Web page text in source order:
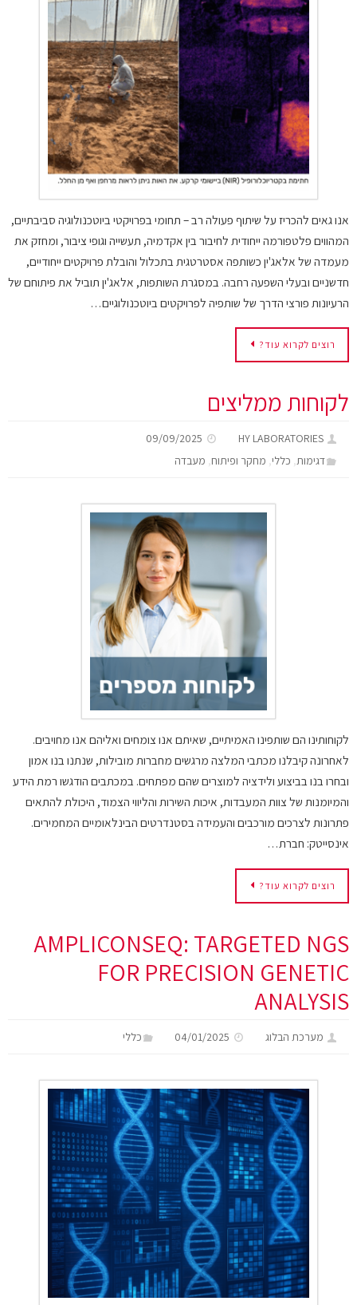
אנו גאים להכריז על שיתוף פעולה רב – תחומי בפרויקטי ביוטכנולוגיה סביבתיים,
המהווים פלטפורמה ייחודית לחיבור בין אקדמיה, תעשייה וגופי ציבור, ומחזק את
מעמדה של אלאג'ין כשותפה אסטרטגית בתכלול והובלת פרויקטים ייחודיים,
חדשניים ובעלי השפעה רחבה. במסגרת השותפות, אלאג'ין תוביל את פיתוחם של
הרעיונות פורצי הדרך של שותפיה לפרויקטים ביוטכנולוגיים…
רוצים לקרוא עוד?
לקוחות ממליצים
HY LABORATORIES
09/09/2025
דגימות, כללי, מחקר ופיתוח, מעבדה
לקוחותינו הם שותפינו האמיתיים, שאיתם אנו צומחים ואליהם אנו מחויבים.
לאחרונה קיבלנו מכתבי המלצה מרגשים מחברות מובילות, שנתנו בנו אמון
ובחרו בנו בביצוע ולידציה למוצרים שהם מפתחים. במכתבים הודגשו רמת הידע
והמיומנות של צוות המעבדות, איכות השירות והליווי הצמוד, היכולת להתאים
פתרונות לצרכים מורכבים והעמידה בסטנדרטים הבינלאומיים המחמירים.
אינסייטק: חברת…
רוצים לקרוא עוד?
AMPLICONSEQ: TARGETED NGS
FOR PRECISION GENETIC
ANALYSIS
מערכת הבלוג 04/01/2025 כללי